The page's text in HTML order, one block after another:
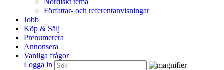
Nordiskt tema
Författar- och referentanvisningar
Jobb
Köp & Sälj
Prenumerera
Annonsera
Vanliga frågor
Logga in